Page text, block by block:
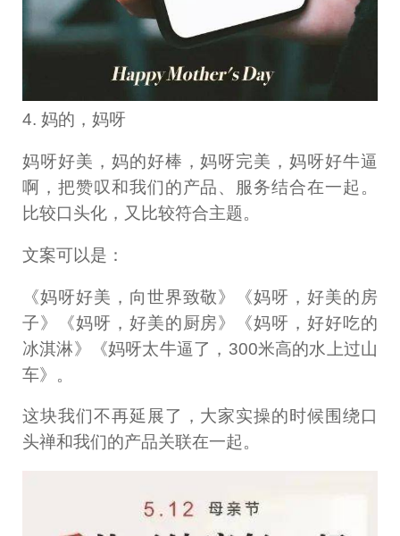
4. 妈的，妈呀
妈呀好美，妈的好棒，妈呀完美，妈呀好牛逼
啊，把赞叹和我们的产品、服务结合在一起。
比较口头化，又比较符合主题。
文案可以是：
《妈呀好美，向世界致敬》《妈呀，好美的房
子》《妈呀，好美的厨房》《妈呀，好好吃的
冰淇淋》《妈呀太牛逼了，300米高的水上过山
车》。
这块我们不再延展了，大家实操的时候围绕口
头禅和我们的产品关联在一起。